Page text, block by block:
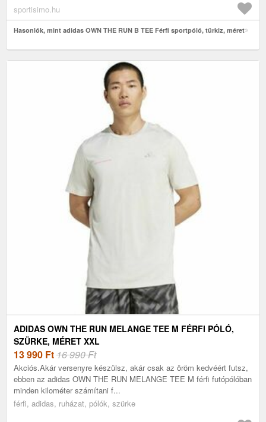
sportisimo.hu
Hasonlók, mint adidas OWN THE RUN B TEE Férfi sportpóló, türkiz, méret
ADIDAS OWN THE RUN MELANGE TEE M FÉRFI PÓLÓ,
SZÜRKE, MÉRET XXL
13 990 Ft16 990 Ft
Akciós.Akár versenyre készülsz, akár csak az öröm kedvéért futsz,
ebben az adidas OWN THE RUN MELANGE TEE M férfi futópólóban
minden kilométer számítani f...
férfi, adidas, ruházat, pólók, szürke